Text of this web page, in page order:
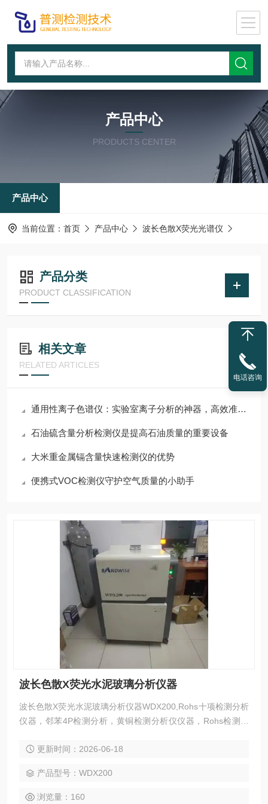
产品中心
PRODUCTS CENTER
产品中心
当前位置： 首页 产品中心 波长色散X荧光光谱仪
产品分类
PRODUCT CLASSIFICATION
相关文章
RELATED ARTICLES
通用性离子色谱仪：实验室离子分析的神器，高效准确两不误！
石油硫含量分析检测仪是提高石油质量的重要设备
大米重金属镉含量快速检测仪的优势
便携式VOC检测仪守护空气质量的小助手
波长色散X荧光水泥玻璃分析仪器
波长色散X荧光水泥玻璃分析仪器WDX200,Rohs十项检测分析
仪器，邻苯4P检测分析，黄铜检测分析仪仪器，Rohs检测仪
更新时间：2026-06-18
产品型号：WDX200
浏览量：160
电话咨询